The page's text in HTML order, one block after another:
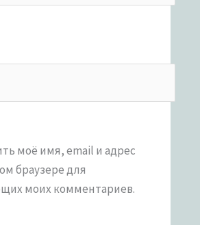
моё имя, email и адрес
браузере для
моих комментариев.